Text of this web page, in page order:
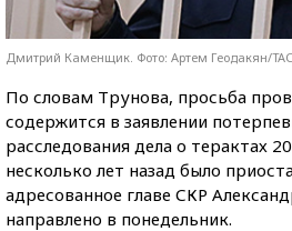
Дмитрий Каменщик. Фото: Артем Геодакян/
По словам Трунова, просьба
содержится в заявлении
расследования дела о терактах
несколько лет назад было
адресованное главе СКР
направлено в понедельник.